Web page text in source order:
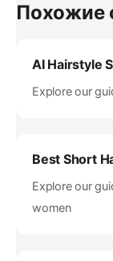
Похожие
AI Hairstyle
Explore our
Best Short
Explore our
women